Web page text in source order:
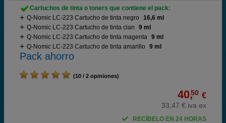
Cartuchos de tinta o toners que contiene el pack:
Q-Nomic LC-223 Cartucho de tinta negro
16,6 ml
Q-Nomic LC-223 Cartucho de tinta cian
9 ml
Q-Nomic LC-223 Cartucho de tinta magenta 9 ml
Q-Nomic LC-223 Cartucho de tinta amarillo
9 ml
Pack ahorro
(10 / 2 opiniones)
40,50 €
33,47 € iva ex
RECÍBELO EN 24 HORAS